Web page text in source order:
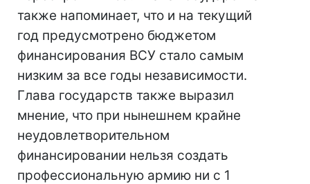
также напоминает, что и на текущий
год предусмотрено бюджетом
финансирования ВСУ стало самым
низким за все годы независимости.
Глава государств также выразил
мнение, что при нынешнем крайне
неудовлетворительном
финансировании нельзя создать
профессиональную армию ни с 1